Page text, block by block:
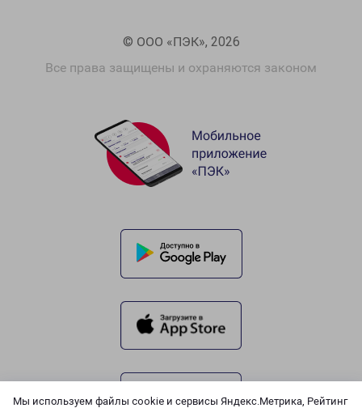
Мы используем файлы cookie и сервисы Яндекс.Метрика, Рейтинг
© ООО «ПЭК», 2026
Все права защищены и охраняются законом